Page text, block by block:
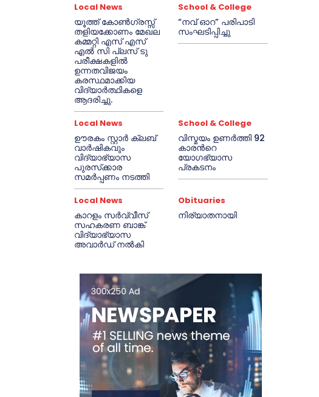
Local News
യൂത്ത് കോൺഗ്രസ്സ്
തളിയക്കോണം മേഖല
കമ്മറ്റി എസ് എസ്
എൽ സി പ്ലസ് ടു
പരീക്ഷകളിൽ
ഉന്നതവിജയം
കരസ്ഥമാക്കിയ
വിദ്യാർത്ഥികളെ
ആദരിച്ചു.
School & College
“നവ് ഓറ” പരിപാടി
സംഘടിപ്പിച്ചു
Local News
ഊരകം സ്റ്റാർ ക്ലബ്
വാർഷികവും
വിദ്യാഭ്യാസ
പുരസ്‌ക്കാര
സമർപ്പണം നടത്തി
School & College
വിസ്മയം ഉണർത്തി 92
കാരൻറെ
യോഗഭ്യാസ
പ്രകടനം
Local News
കാറളം സർവ്വീസ്
സഹകരണ ബാങ്ക്
വിദ്യാഭ്യാസ
അവാർഡ് നൽകി
Obituaries
നിര്യാതനായി